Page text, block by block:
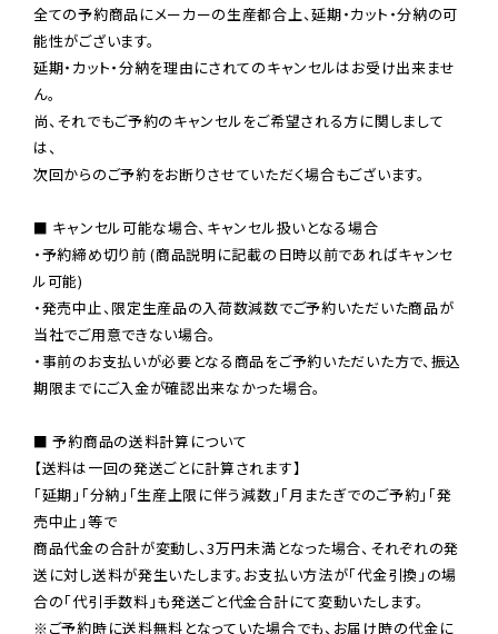
全ての予約商品にメーカーの生産都合上、延期・カット・分納の可
能性がございます。
延期・カット・分納を理由にされてのキャンセルはお受け出来ませ
ん。
尚、それでもご予約のキャンセルをご希望される方に関しまして
は、
次回からのご予約をお断りさせていただく場合もございます。
■ キャンセル可能な場合、キャンセル扱いとなる場合
・予約締め切り前 (商品説明に記載の日時以前であればキャンセ
ル可能)
・発売中止、限定生産品の入荷数減数でご予約いただいた商品が
当社でご用意できない場合。
・事前のお支払いが必要となる商品をご予約いただいた方で、振込
期限までにご入金が確認出来なかった場合。
■ 予約商品の送料計算について
【送料は一回の発送ごとに計算されます】
「延期」「分納」「生産上限に伴う減数」「月またぎでのご予約」「発
売中止」等で
商品代金の合計が変動し、3万円未満となった場合、それぞれの発
送に対し送料が発生いたします。お支払い方法が「代金引換」の場
※ご予約時に送料無料となっていた場合でも、お届け時の代金に